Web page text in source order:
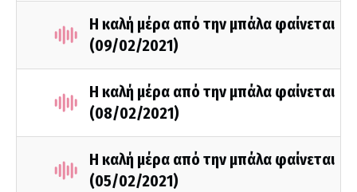
Η καλή μέρα από την μπάλα φαίνεται
(09/02/2021)
Η καλή μέρα από την μπάλα φαίνεται
(08/02/2021)
Η καλή μέρα από την μπάλα φαίνεται
(05/02/2021)